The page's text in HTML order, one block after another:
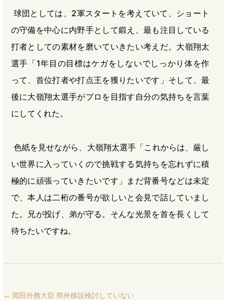
球団としては、2軍スタートを考えていて、ショート
の守備を中心に内野手として鍛え、最も注目している
打者としての素材を磨いていきたい考えだ。大嶺翔太
選手「1年目の目標はケガをしないでしっかり体を作
って、首位打者や打点王を獲りたいです」そして、最
後に大嶺翔太選手がプロを目指す自分の気持ちを言葉
にしてくれた。
色紙を見せながら、大嶺翔太選手「これからは、厳し
い世界に入っていくので挑戦する気持ちを忘れずに積
極的に頑張っていきたいです」まだ背番号などは未定
で、本人は二桁の番号が欲しいと会見で話していまし
た。兄が投げ、弟が守る。そんな光景を首を長くして
待ちたいですね。
← 岡田外務大臣 県外移設検討していない